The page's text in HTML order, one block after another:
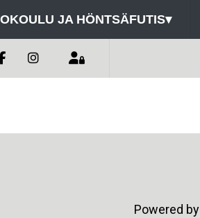
JA HÖNTSÄFUTIS▾
Powered by